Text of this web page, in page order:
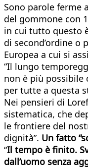
Sono parole ferme
del gommone con
in cui tutto questo
di second’ordine o
Europea a cui si
“Il lungo
non è più possibile
per tutte a questa
Nei pensieri di
sistematica, che
le frontiere del
dignità”. Un fatto
“Il tempo è finito.
dall’uomo senza